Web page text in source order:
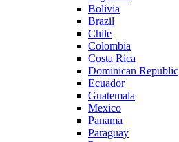
Bolivia
Brazil
Chile
Colombia
Costa Rica
Dominican Republic
Ecuador
Guatemala
Mexico
Panama
Paraguay